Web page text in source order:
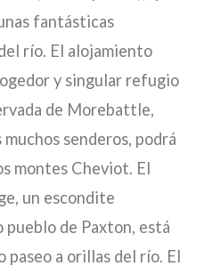
fantásticas
río. El alojamiento
y singular refugio
de Morebattle,
senderos, podrá
montes Cheviot. El
un escondite
de Paxton, está
a orillas del río. El